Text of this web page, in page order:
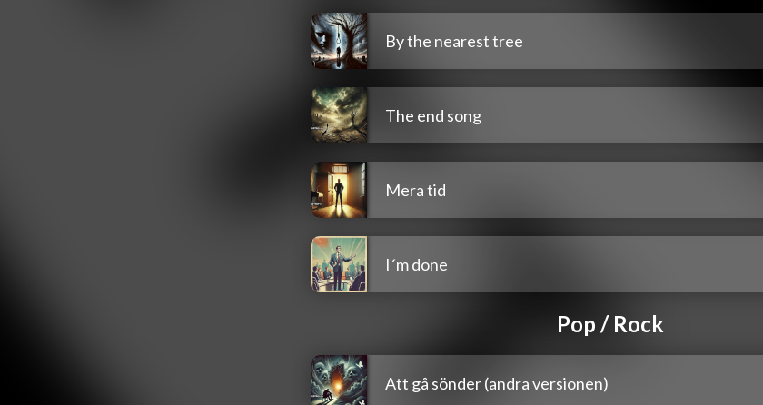
By the nearest tree
The end song
Mera tid
I´m done
Pop / Rock
Att gå sönder (andra versionen)